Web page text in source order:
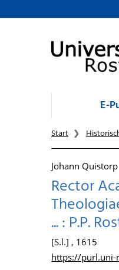
zum Inhalt
E-
Start
Johann Quistorp
Rector
... : P.P.
[S.l.] , 1615
https://purl.uni-